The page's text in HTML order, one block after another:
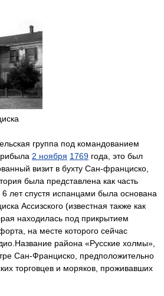
группа под командованием
2 ноября 1769 года, это был
визит в бухту Сан-франциско,
была представлена как часть
. 6 лет спустя испанцами была основана
Ассизского (известная также как
находилась под прикрытием
на месте которого сейчас
района «Русские холмы»,
Сан-Франциско, предположительно
торговцев и моряков, проживавших